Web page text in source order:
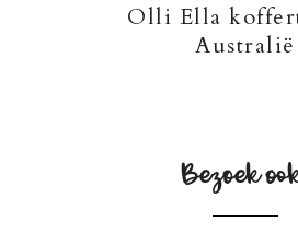
Olli Ella
Australië
Bezoek